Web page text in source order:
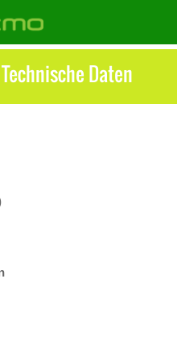
Daten